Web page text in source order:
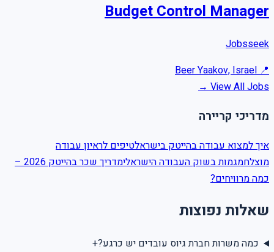
Budget Control Manager
Jobsseek
📍
Beer Yaakov, Israel
View All Jobs →
מדריכי קריירה
איך למצוא עבודה בהייטק בישראלטיפים לראיון עבודה
מוצלחמגמות בשוק העבודה הישראלי
מדריך שכר בהייטק 2026 –
כמה מרוויחים?
שאלות נפוצות
כמה משרות חברת גיוס עובדים יש כרגע?+